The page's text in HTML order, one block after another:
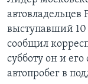
выступавший
сообщил
субботу он и
автопробег в